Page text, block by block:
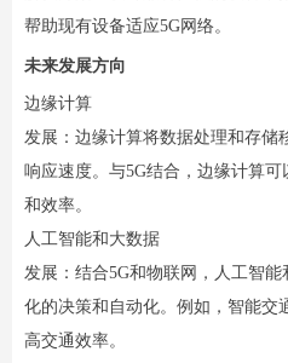
帮助现有设备适应5G网络。
未来发展方向
边缘计算
发展：边缘计算将数据处理和存储
响应速度。与5G结合，边缘计算
和效率。
人工智能和大数据
发展：结合5G和物联网，人工智
化的决策和自动化。例如，智能交
高交通效率。